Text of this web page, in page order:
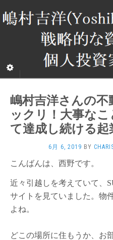
嶋村吉洋さんの不
ックリ！大事な
て達成し続ける起
6月 6, 2019 BY
こんばんは、西野です。
近々引越しを考えていて、
サイトを見ていました。物
よね。
どこの場所に住もうか、お